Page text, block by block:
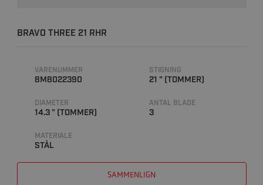
BRAVO THREE 21 RHR
VARENUMMER
8M8022390
STIGNING
21 " (TOMMER)
DIAMETER
14.3 " (TOMMER)
ANTAL BLADE
3
MATERIALE
STÅL
SAMMENLIGN